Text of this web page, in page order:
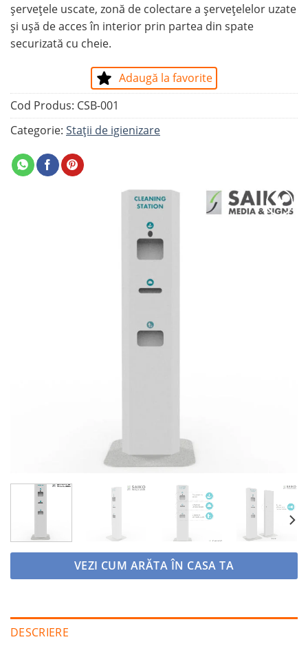
VEZI CUM ARĂTA ÎN CASA TA
șervețele uscate, zonă de colectare a șervețelelor uzate
și ușă de acces în interior prin partea din spate
securizată cu cheie.
Adaugă la favorite
Cod Produs: CSB-001
Categorie: Stații de igienizare
DESCRIERE